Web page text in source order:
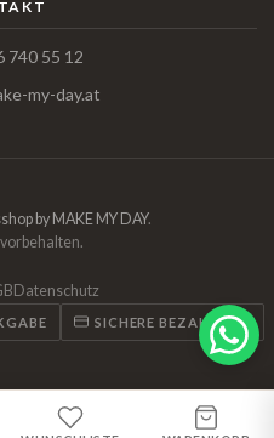
740 55 12
my-day.at
by MAKE MY DAY.
Datenschutz
SICHERE BEZAHLUNG